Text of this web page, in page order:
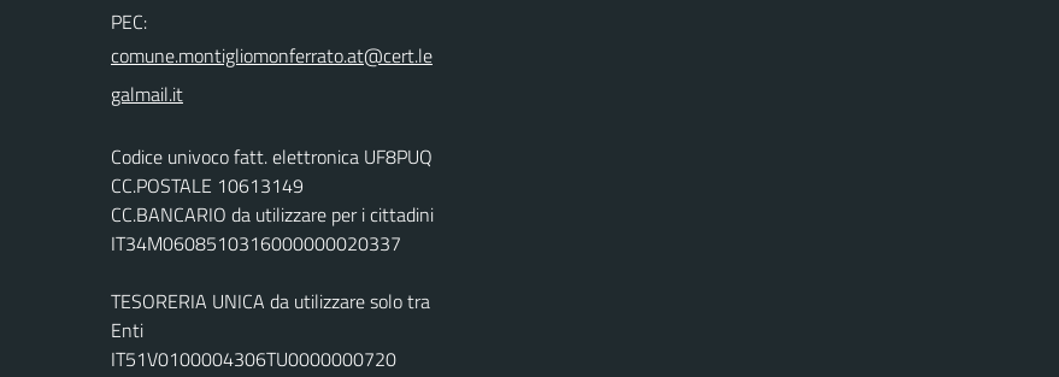
PEC:
Codice univoco fatt. elettronica UF8PUQ
CC.POSTALE 10613149
CC.BANCARIO da utilizzare per i cittadini
IT34M0608510316000000020337
TESORERIA UNICA da utilizzare solo tra
Enti
IT51V0100004306TU0000000720